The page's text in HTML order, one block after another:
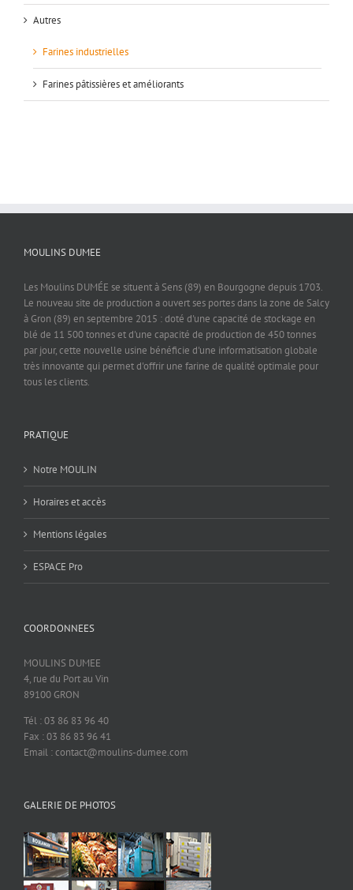
Autres
Farines industrielles
Farines pâtissières et améliorants
MOULINS DUMEE
Les Moulins DUMÉE se situent à Sens (89) en Bourgogne depuis 1703.
Le nouveau site de production a ouvert ses portes dans la zone de Salcy
à Gron (89) en septembre 2015 : doté d'une capacité de stockage en
blé de 11 500 tonnes et d'une capacité de production de 450 tonnes
par jour, cette nouvelle usine bénéficie d'une informatisation globale
très innovante qui permet d'offrir une farine de qualité optimale pour
tous les clients.
PRATIQUE
Notre MOULIN
Horaires et accès
Mentions légales
ESPACE Pro
COORDONNEES
MOULINS DUMEE
4, rue du Port au Vin
89100 GRON
Tél : 03 86 83 96 40
Fax : 03 86 83 96 41
Email : contact@moulins-dumee.com
GALERIE DE PHOTOS